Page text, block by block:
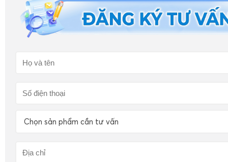
Chọn sản phẩm cần tư vấn